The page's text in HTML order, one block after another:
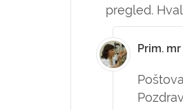
pregled.
Prim.
Pozdrav